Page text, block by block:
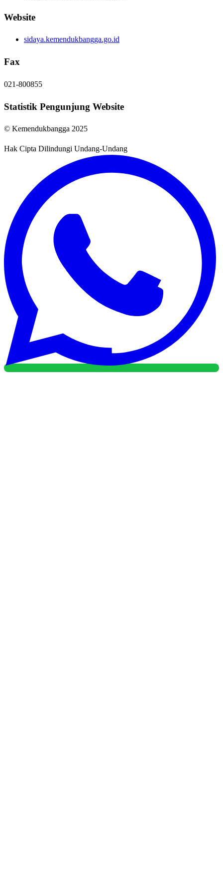
Website
sidaya.kemendukbangga.go.id
Fax
021-800855
Statistik Pengunjung Website
© Kemendukbangga 2025
Hak Cipta Dilindungi Undang-Undang